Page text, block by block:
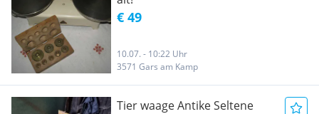
€ 49
10.07. - 10:22 Uhr
3571 Gars am Kamp
Tier waage Antike Seltene